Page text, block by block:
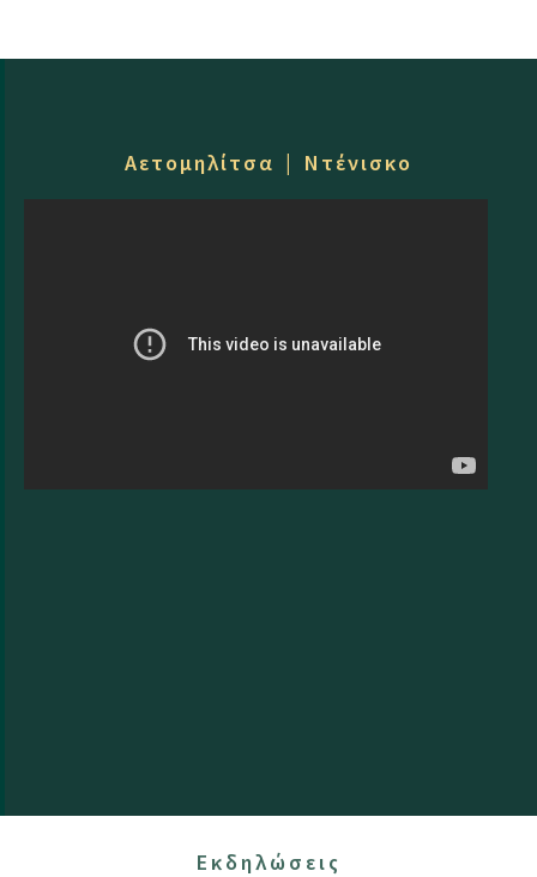
διαφοροποιήθηκε...
Αετομηλίτσα | Ντένισκο
Εκδηλώσεις